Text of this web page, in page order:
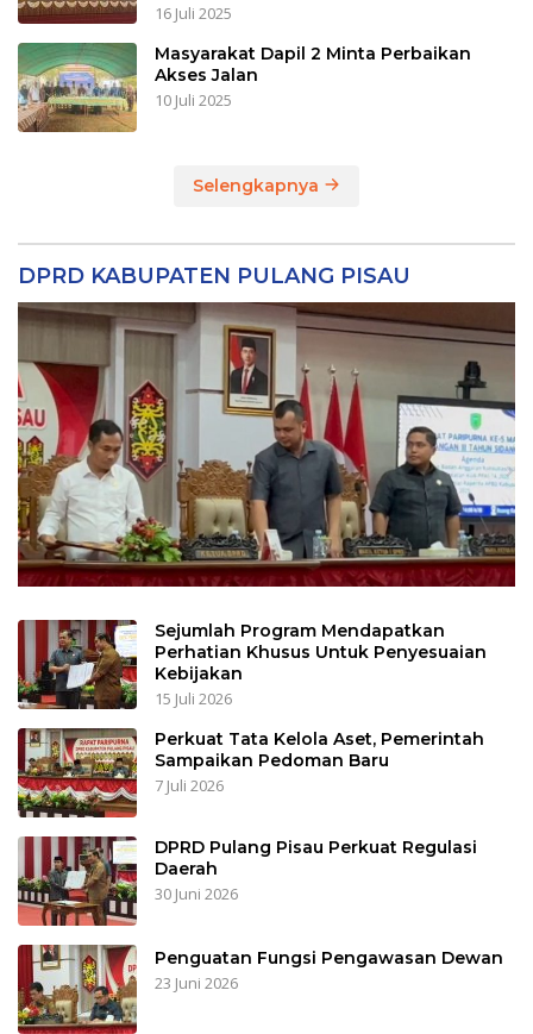
16 Juli 2025
Masyarakat Dapil 2 Minta Perbaikan
Akses Jalan
10 Juli 2025
Selengkapnya
DPRD KABUPATEN PULANG PISAU
Sejumlah Program Mendapatkan
Perhatian Khusus Untuk Penyesuaian
Kebijakan
15 Juli 2026
Perkuat Tata Kelola Aset, Pemerintah
Sampaikan Pedoman Baru
7 Juli 2026
DPRD Pulang Pisau Perkuat Regulasi
Daerah
30 Juni 2026
Penguatan Fungsi Pengawasan Dewan
23 Juni 2026